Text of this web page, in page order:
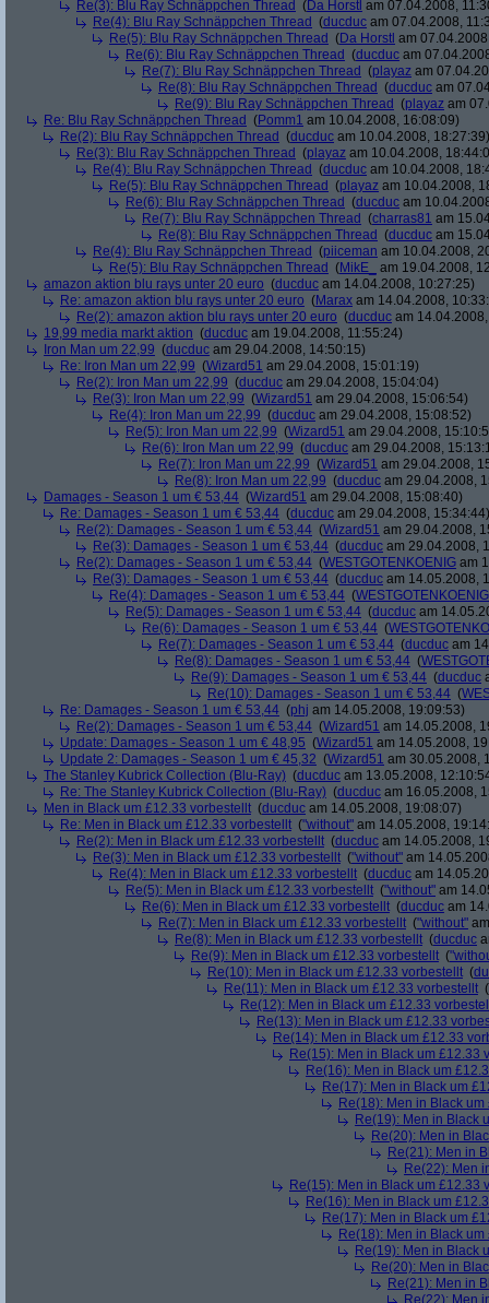
Re(3): Blu Ray Schnäppchen Thread (Da Horstl am 07.04.2008,
Re(4): Blu Ray Schnäppchen Thread (ducduc am 07.04.2008,
Re(5): Blu Ray Schnäppchen Thread (Da Horstl am
Re(6): Blu Ray Schnäppchen Thread (ducduc am
Re(7): Blu Ray Schnäppchen Thread (playaz am
Re(8): Blu Ray Schnäppchen Thread (ducduc am
Re(9): Blu Ray Schnäppchen Thread (playaz am
Re: Blu Ray Schnäppchen Thread (Pomm1 am 10.04.2008, 16:08:09)
Re(2): Blu Ray Schnäppchen Thread (ducduc am 10.04.2008, 18:27:39)
Re(3): Blu Ray Schnäppchen Thread (playaz am 10.04.2008,
Re(4): Blu Ray Schnäppchen Thread (ducduc am 10.04.2008,
Re(5): Blu Ray Schnäppchen Thread (playaz am 10.04.2008,
Re(6): Blu Ray Schnäppchen Thread (ducduc am
Re(7): Blu Ray Schnäppchen Thread (charras81 am
Re(8): Blu Ray Schnäppchen Thread (ducduc am
Re(4): Blu Ray Schnäppchen Thread (piiceman am 10.04.2008,
Re(5): Blu Ray Schnäppchen Thread (MikE_
am 19.04.2008,
amazon aktion blu rays unter 20 euro (ducduc am 14.04.2008, 10:27:25)
Re: amazon aktion blu rays unter 20 euro (Marax am 14.04.2008,
Re(2): amazon aktion blu rays unter 20 euro (ducduc am
19,99 media markt aktion (ducduc am 19.04.2008, 11:55:24)
Iron Man um 22,99 (ducduc am 29.04.2008, 14:50:15)
Re: Iron Man um 22,99 (Wizard51 am 29.04.2008, 15:01:19)
Re(2): Iron Man um 22,99 (ducduc am 29.04.2008, 15:04:04)
Re(3): Iron Man um 22,99 (Wizard51 am 29.04.2008, 15:06:54)
Re(4): Iron Man um 22,99 (ducduc am 29.04.2008, 15:08:52)
Re(5): Iron Man um 22,99 (Wizard51 am 29.04.2008,
Re(6): Iron Man um 22,99 (ducduc am 29.04.2008,
Re(7): Iron Man um 22,99 (Wizard51 am 29.04.2008,
Re(8): Iron Man um 22,99 (ducduc am 29.04.2008,
Damages - Season 1 um € 53,44 (Wizard51 am 29.04.2008, 15:08:40)
Re: Damages - Season 1 um € 53,44 (ducduc am 29.04.2008, 15:34:44)
Re(2): Damages - Season 1 um € 53,44 (Wizard51 am 29.04.2008,
Re(3): Damages - Season 1 um € 53,44 (ducduc am 29.04.2008,
Re(2): Damages - Season 1 um € 53,44 (WESTGOTENKOENIG am
Re(3): Damages - Season 1 um € 53,44 (ducduc am 14.05.2008,
Re(4): Damages - Season 1 um € 53,44 (WESTGOTENKOENIG
Re(5): Damages - Season 1 um € 53,44 (ducduc am
Re(6): Damages - Season 1 um € 53,44 (
Re(7): Damages - Season 1 um € 53,44 (ducduc am
Re(8): Damages - Season 1 um € 53,44 (
Re(9): Damages - Season 1 um € 53,44 (ducduc
Re(10): Damages - Season 1 um € 53,44 (
Re: Damages - Season 1 um € 53,44 (phj am 14.05.2008, 19:09:53)
Re(2): Damages - Season 1 um € 53,44 (Wizard51 am 14.05.2008,
Update: Damages - Season 1 um € 48,95 (Wizard51 am 14.05.2008,
Update 2: Damages - Season 1 um € 45,32 (Wizard51 am 30.05.2008,
The Stanley Kubrick Collection (Blu-Ray) (ducduc am 13.05.2008,
Re: The Stanley Kubrick Collection (Blu-Ray) (ducduc am 16.05.2008,
Men in Black um £12.33 vorbestellt (ducduc am 14.05.2008, 19:08:07)
Re: Men in Black um £12.33 vorbestellt ("without" am 14.05.2008,
Re(2): Men in Black um £12.33 vorbestellt (ducduc am 14.05.2008,
Re(3): Men in Black um £12.33 vorbestellt ("without" am
Re(4): Men in Black um £12.33 vorbestellt (ducduc am
Re(5): Men in Black um £12.33 vorbestellt ("without" am
Re(6): Men in Black um £12.33 vorbestellt (ducduc am
Re(7): Men in Black um £12.33 vorbestellt ("without"
Re(8): Men in Black um £12.33 vorbestellt (ducduc
Re(9): Men in Black um £12.33 vorbestellt (
Re(10): Men in Black um £12.33 vorbestellt (
Re(11): Men in Black um £12.33 vorbestellt (
Re(12): Men in Black um £12.33
Re(13): Men in Black um £12.33
Re(14): Men in Black um £12.33
Re(15): Men in Black um £12.33
Re(16): Men in Black um
Re(17): Men in Black um
Re(18): Men in Black
Re(19): Men in Black
Re(20): Men in
Re(21): Men in
Re(22): Men
Re(15): Men in Black um £12.33
Re(16): Men in Black um
Re(17): Men in Black um
Re(18): Men in Black
Re(19): Men in Black
Re(20): Men in
Re(21): Men in
Re(22): Men